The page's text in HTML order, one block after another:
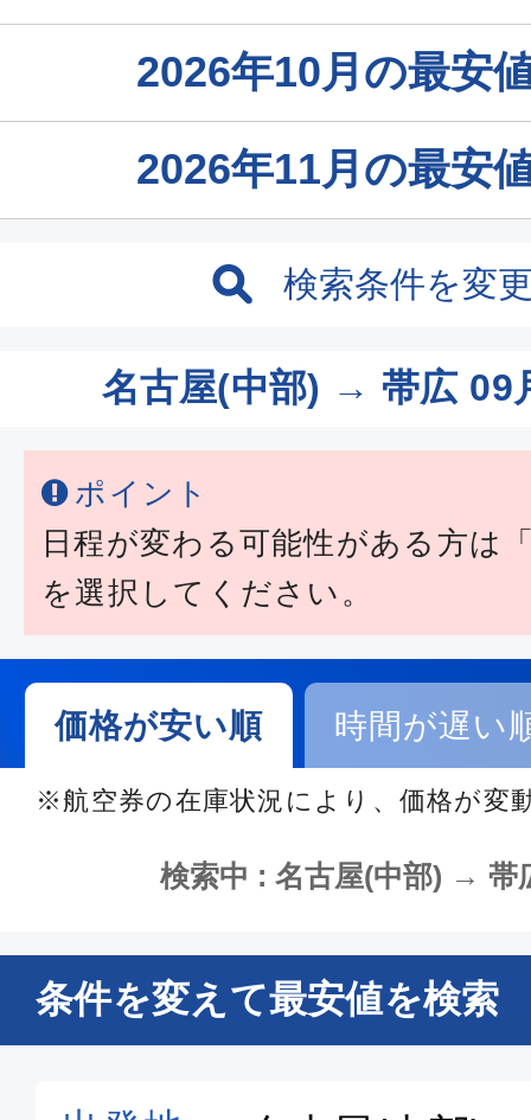
2026年10月の最安
2026年11月の最安
検索条件を変
名古屋(中部) → 帯広 09
ポイント
日程が変わる可能性がある方は
を選択してください。
価格が安い順 時間が遅い
※航空券の在庫状況により、価格が変
検索中 : 名古屋(中部) → 帯
条件を変えて最安値を検索